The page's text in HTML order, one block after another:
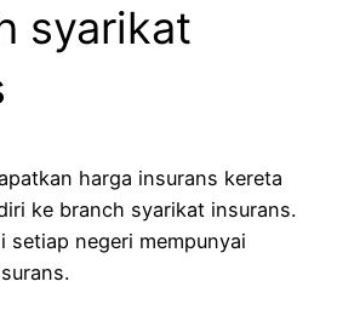
syarikat
harga insurans kereta
ke branch syarikat insurans.
setiap negeri mempunyai